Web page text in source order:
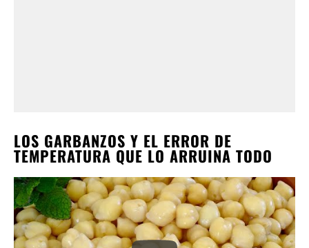
LOS GARBANZOS Y EL ERROR DE
TEMPERATURA QUE LO ARRUINA TODO